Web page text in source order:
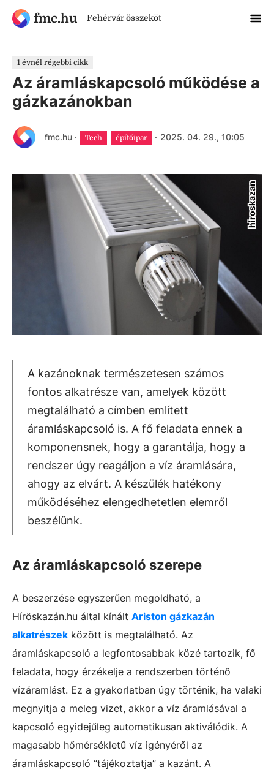
fmc.hu Fehérvár összeköt
1 évnél régebbi cikk
Az áramláskapcsoló működése a
gázkazánokban
fmc.hu · Tech építőipar · 2025. 04. 29., 10:05
hiroskazan
A kazánoknak természetesen számos
fontos alkatrésze van, amelyek között
megtalálható a címben említett
áramláskapcsoló is. A fő feladata ennek a
komponensnek, hogy a garantálja, hogy a
rendszer úgy reagáljon a víz áramlására,
ahogy az elvárt. A készülék hatékony
működéséhez elengedhetetlen elemről
beszélünk.
Az áramláskapcsoló szerepe
A beszerzése egyszerűen megoldható, a
Híröskazán.hu által kínált Ariston gázkazán
alkatrészek között is megtalálható. Az
áramláskapcsoló a legfontosabbak közé tartozik, fő
feladata, hogy érzékelje a rendszerben történő
vízáramlást. Ez a gyakorlatban úgy történik, ha valaki
megnyitja a meleg vizet, akkor a víz áramlásával a
kapcsoló egyidejűleg automatikusan aktiválódik. A
magasabb hőmérsékletű víz igényéről az
áramláskapcsoló “tájékoztatja” a kazánt. A